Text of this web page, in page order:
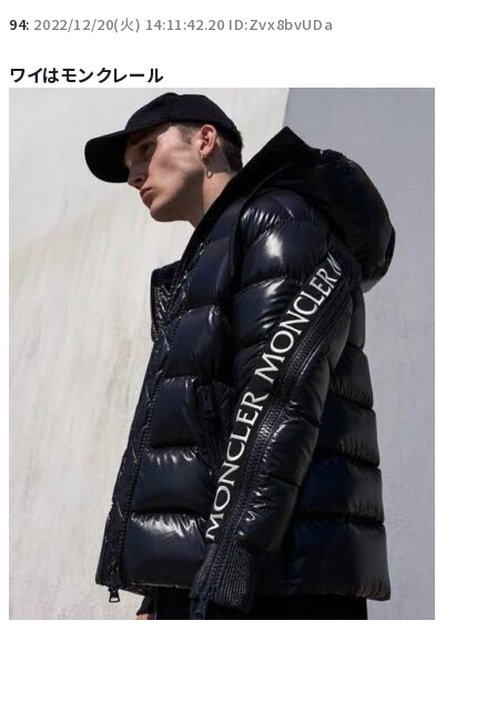
94: 2022/12/20(火) 14:11:42.20 ID:Zvx8bvUDa
ワイはモンクレール